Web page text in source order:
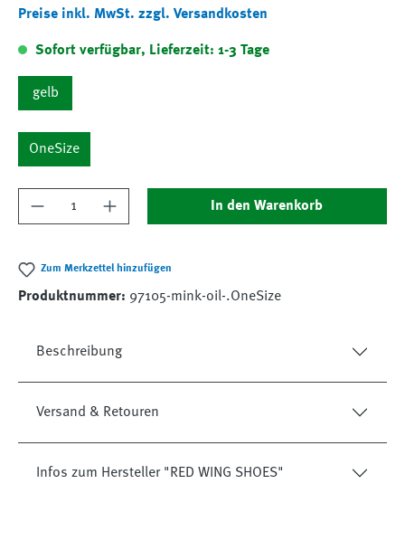
Preise inkl. MwSt. zzgl. Versandkosten
Sofort verfügbar, Lieferzeit: 1-3 Tage
gelb
OneSize
Produkt Anzahl: Gib den gewünschten Wert
In den Warenkorb
Zum Merkzettel hinzufügen
Produktnummer: 97105-mink-oil-.OneSize
Beschreibung
Versand & Retouren
Infos zum Hersteller "RED WING SHOES"